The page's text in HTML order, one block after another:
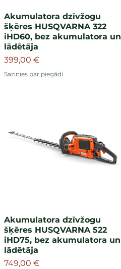
Akumulatora dzīvžogu
šķēres HUSQVARNA 322
iHD60, bez akumulatora un
lādētāja
Cena
399,00 €
Sazinies par piegādi
Akumulatora dzīvžogu
šķēres HUSQVARNA 522
iHD75, bez akumulatora un
lādētāja
Cena
749,00 €